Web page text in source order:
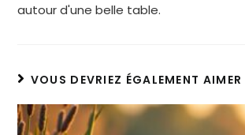
autour d'une belle table.
VOUS DEVRIEZ ÉGALEMENT AIMER